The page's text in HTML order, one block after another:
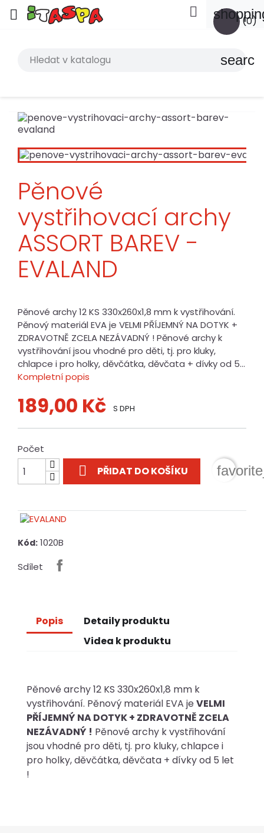
 (0)

search
Pěnové
vystřihovací archy
ASSORT BAREV -
EVALAND
Pěnové archy 12 KS 330x260x1,8 mm k vystřihování.
Pěnový materiál EVA je VELMI PŘÍJEMNÝ NA DOTYK +
ZDRAVOTNĚ ZCELA NEZÁVADNÝ ! Pěnové archy k
vystřihování jsou vhodné pro děti, tj. pro kluky,
chlapce i pro holky, děvčátka, děvčata + dívky od 5...
Kompletní popis
189,00 Kč S DPH
Počet
 PŘIDAT DO KOŠÍKU
Kód: 1020B
Sdílet
Popis
Detaily produktu
Videa k produktu
Pěnové archy 12 KS 330x260x1,8 mm k
vystřihování. Pěnový materiál EVA jeVELMI
PŘÍJEMNÝ NA DOTYK + ZDRAVOTNĚ ZCELA
NEZÁVADNÝ ! Pěnové archy k vystřihování
jsou vhodné pro děti, tj. pro kluky, chlapce i
pro holky, děvčátka, děvčata + dívky od 5 let
!